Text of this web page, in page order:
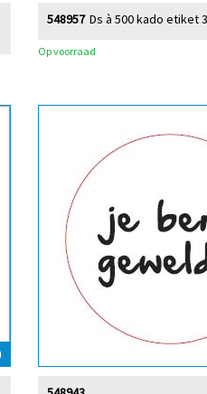
Ds à 500 kado etiket
548957
Op voorraad